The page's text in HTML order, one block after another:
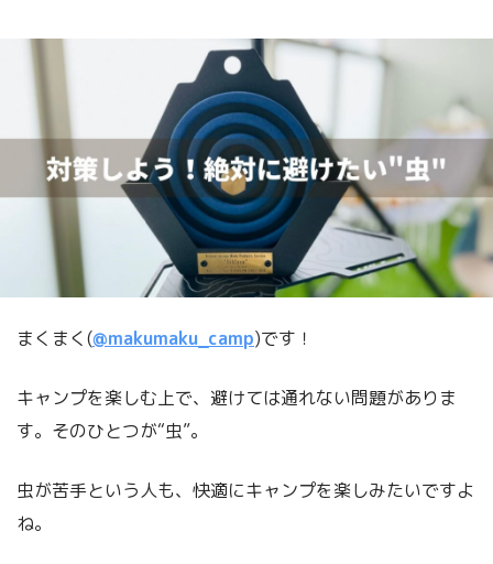
まくまく(@makumaku_camp)です！
キャンプを楽しむ上で、避けては通れない問題がありま
す。そのひとつが“虫”。
虫が苦手という人も、快適にキャンプを楽しみたいですよ
ね。